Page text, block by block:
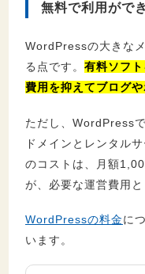
無料で利用がで
WordPressの大きな
る点です。 有料ソフ
費用を抑えてブログ
ただし、WordPress
ドメインとレンタル
のコストは、月額
が、必要な運営費用
WordPressの料金に
います。